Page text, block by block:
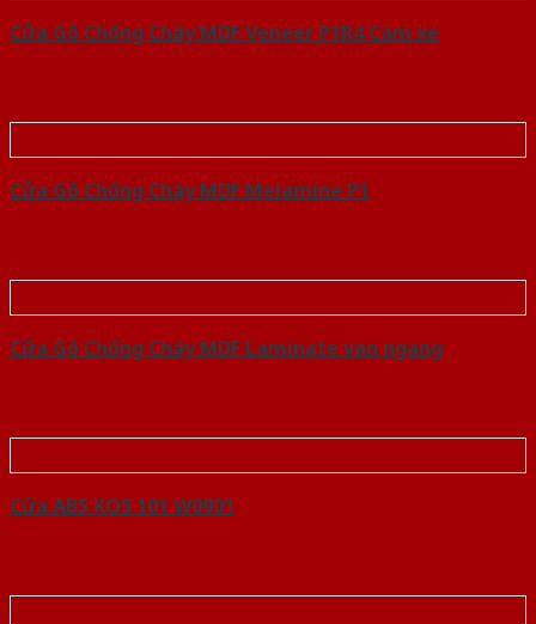
Cửa Gỗ Chống Cháy MDF Veneer P1R4 Cam xe
Cửa Gỗ Chống Cháy MDF Melamine P1
Cửa Gỗ Chống Cháy MDF Laminate van ngang
Cửa ABS KOS 101 W0901